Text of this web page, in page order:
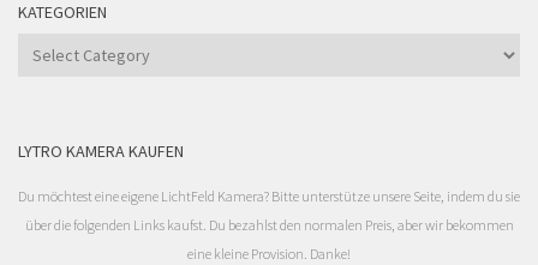
KATEGORIEN
Kategorien
LYTRO KAMERA KAUFEN
Du möchtest eine eigene LichtFeld Kamera? Bitte unterstütze unsere Seite, indem du sie
über die folgenden Links kaufst. Du bezahlst den normalen Preis, aber wir bekommen
eine kleine Provision. Danke!